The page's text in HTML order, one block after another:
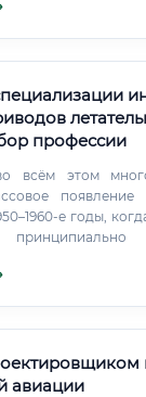
флагманы
профессии
всём этом
появление
е годы,
не хватало.
авиации